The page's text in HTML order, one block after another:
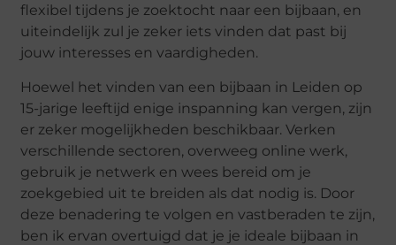
flexibel tijdens je zoektocht naar een bijbaan, en
uiteindelijk zul je zeker iets vinden dat past bij
jouw interesses en vaardigheden.
Hoewel het vinden van een bijbaan in Leiden op
15-jarige leeftijd enige inspanning kan vergen, zijn
er zeker mogelijkheden beschikbaar. Verken
verschillende sectoren, overweeg online werk,
gebruik je netwerk en wees bereid om je
zoekgebied uit te breiden als dat nodig is. Door
deze benadering te volgen en vastberaden te zijn,
ben ik ervan overtuigd dat je je ideale bijbaan in